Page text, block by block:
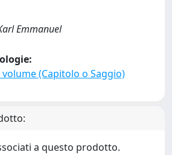
Emmanuel
(Capitolo o Saggio)
a questo prodotto.